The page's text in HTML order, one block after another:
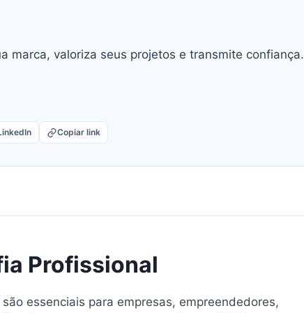
marca, valoriza seus projetos e transmite confiança.
Copiar link
Profissional
são essenciais para empresas, empreendedores,